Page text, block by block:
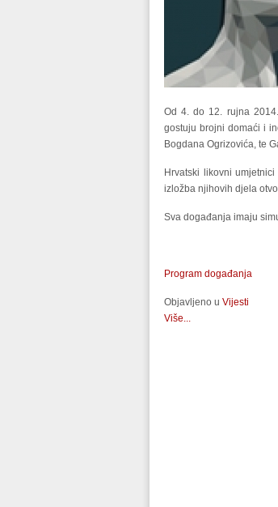
Od 4. do 12. rujna
gostuju brojni domaći i
Bogdana Ogrizovića, te
Hrvatski likovni
izložba njihovih djela
Sva događanja imaju
Program događanja
Objavljeno u Vijesti
Više...